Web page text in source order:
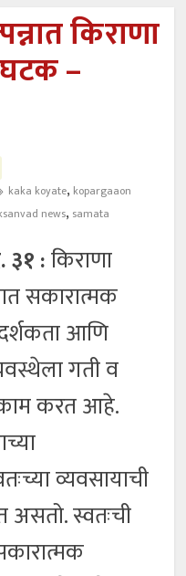
कार्यप्रणालीची माहिती
सकारात्मक – आ.आशुतोष
पात्र
किराणा
घटक –
kaka koyate, kopargaaon
news, samata
३१ :किराणा
सकारात्मक
आणि
गती व
काम करत आहे.
व्यवसायाची
स्वतःची